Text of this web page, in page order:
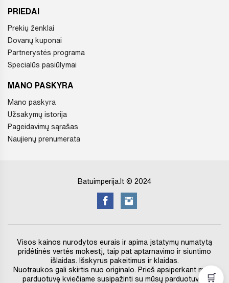
PRIEDAI
Prekių ženklai
Dovanų kuponai
Partnerystės programa
Specialūs pasiūlymai
MANO PASKYRA
Mano paskyra
Užsakymų istorija
Pageidavimų sąrašas
Naujienų prenumerata
Batuimperija.lt © 2024
Visos kainos nurodytos eurais ir apima įstatymų numatytą
pridėtinės vertės mokestį, taip pat aptarnavimo ir siuntimo
išlaidas. Išskyrus pakeitimus ir klaidas.
Nuotraukos gali skirtis nuo originalo. Prieš apsiperkant mūsų
parduotuvę kviečiame susipažinti su mūsų parduotuvės
🛒